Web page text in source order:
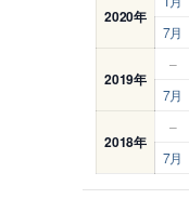
2020年
7月
2019年
–
7月
2018年
–
7月